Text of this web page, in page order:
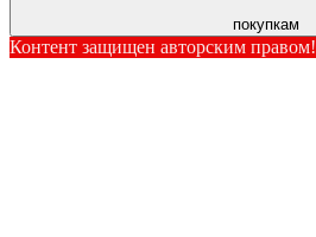
покупкам
Контент защищен авторским правом!